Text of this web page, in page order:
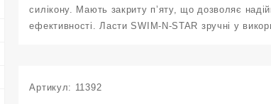
силікону. Мають закриту п’яту, що дозволяє
ефективності. Ласти SWIM-N-STAR зручні у
Артикул: 11392